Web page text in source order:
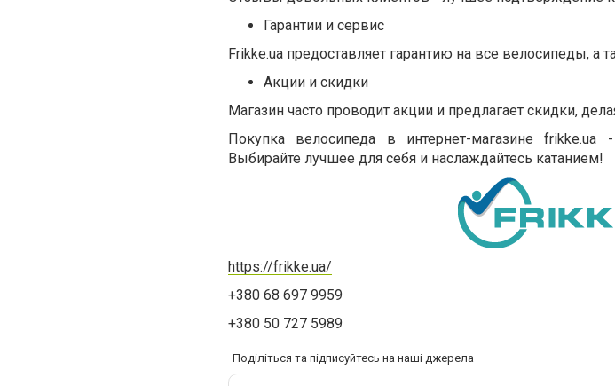
Гарантии и сервис
Frikke.ua предоставляет гарантию на все велосипеды, а
Акции и скидки
Магазин часто проводит акции и предлагает скидки,
Покупка велосипеда в интернет-магазине
Выбирайте лучшее для себя и наслаждайтесь катанием!
https://frikke.ua/
+380 68 697 9959
+380 50 727 5989
Поділіться та підписуйтесь на наші джерела